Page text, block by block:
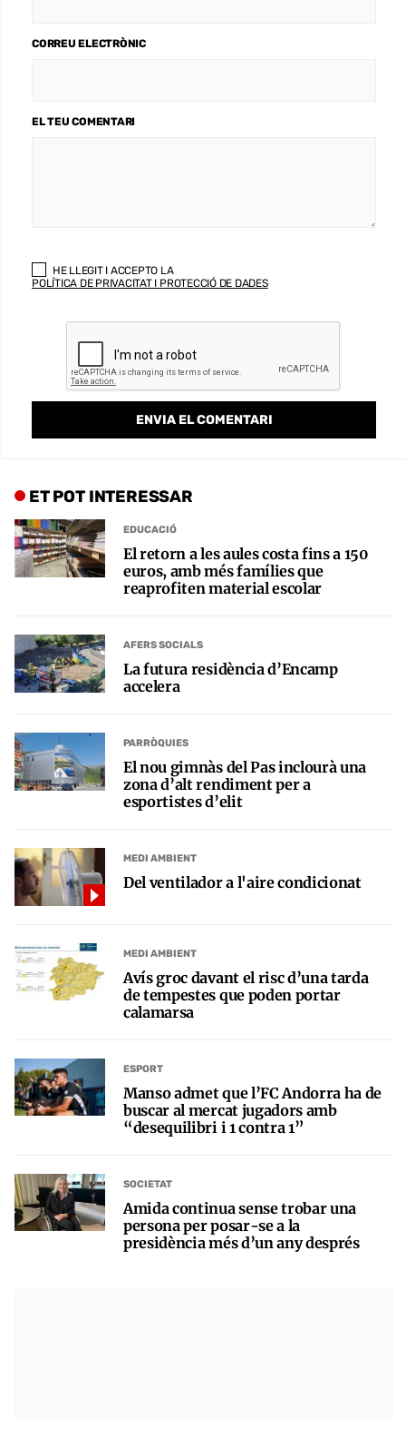
CORREU ELECTRÒNIC
EL TEU COMENTARI
HE LLEGIT I ACCEPTO LA
POLÍTICA DE PRIVACITAT I PROTECCIÓ DE DADES
ET POT INTERESSAR
EDUCACIÓ
El retorn a les aules costa fins a 150
euros, amb més famílies que
reaprofiten material escolar
AFERS SOCIALS
La futura residència d’Encamp
accelera
PARRÒQUIES
El nou gimnàs del Pas inclourà una
zona d’alt rendiment per a
esportistes d’elit
MEDI AMBIENT
Del ventilador a l'aire condicionat
MEDI AMBIENT
Avís groc davant el risc d’una tarda
de tempestes que poden portar
calamarsa
ESPORT
Manso admet que l’FC Andorra ha de
buscar al mercat jugadors amb
“desequilibri i 1 contra 1”
SOCIETAT
Amida continua sense trobar una
persona per posar-se a la
presidència més d’un any després